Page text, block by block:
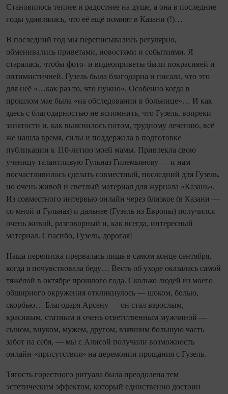
Становилось теплее и радостнее на душе, а она в последние
годы удивлялась, что её ещё помнят в Казани (!)…
В последний год мы переписывались регулярно,
обменивались приветами, новостями и событиями. Я
старалась, чтобы фото- и видеоприветы были покрасивей и
оптимистичней. Гузель была благодарна и писала, что это
для неё «…как раз то, что нужно». Особенно когда в
прошлом мае была «на обследовании в больнице»… И как
здесь с благодарностью не вспомнить, что Гузель, вопреки
занятости и, как выяснилось потом, трудному лечению, всё
же нашла время, силы и поддержала в подготовке
публикации к 110-летию моей мамы. Привлекла свою
ученицу талантливую Гульназ Гилемьянову — и нам
посчастливилось сделать совместный, последний для Гузель,
но очень живой и светлый материал для журнала «Казань».
Из совместного интервью онлайн через близкое (в Казани —
со мной и Гульназ) и дальнее (Гузель из Европы) получился
очень живой, разговорный и, как всегда, интересный
материал. Спасибо, Гузель, дорогая!
Наша переписка прервалась лишь в самом конце сентября,
когда я почувствовала беду… Весть об уходе оказалась самой
тяжёлой в октябре прошлого года. Сколько людей из моего
обширного окружения откликнулось — шоком, болью,
скорбью… Благодаря Арсену — он стал взрослым,
красивым, статным и очень ответственным мужчиной —
сыном, внуком, мужем, другом, взявшим большую часть
забот на себя, — мы с Алисой получили возможность
онлайн-«присутствия» на церемонии прощания с Гузель.
Тягость горестного ритуала была преодолена тем
эстетическим эффектом, который единственно достоин